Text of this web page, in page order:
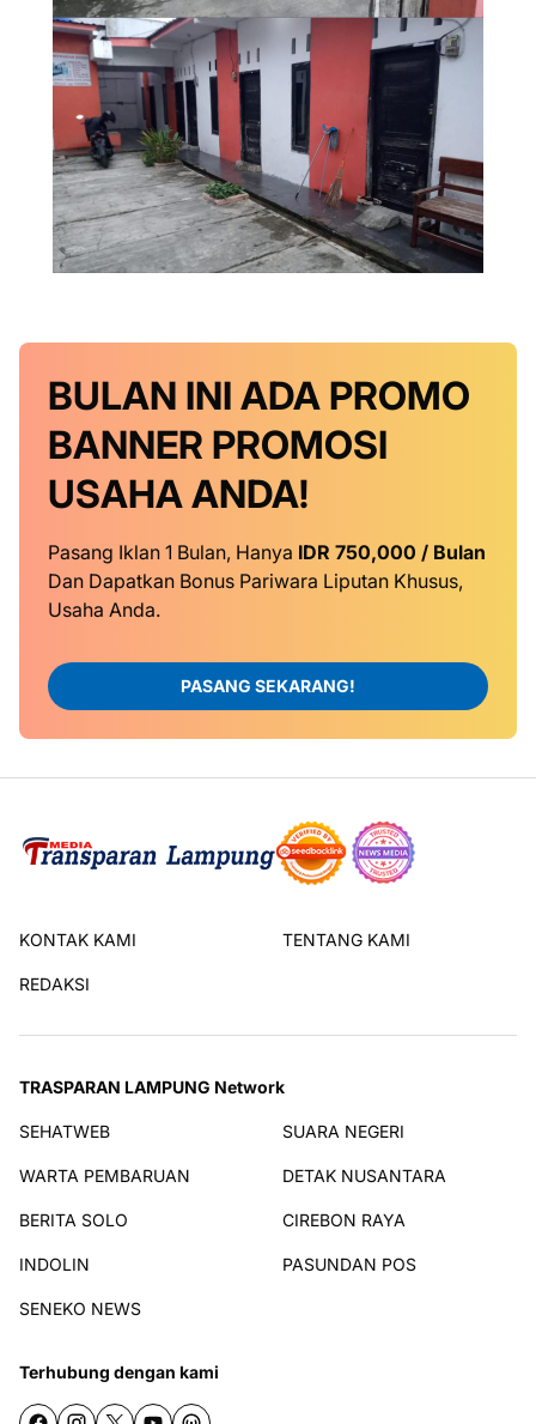
BULAN INI ADA PROMO
BANNER PROMOSI
USAHA ANDA!
Pasang Iklan 1 Bulan, Hanya IDR 750,000 / Bulan
Dan Dapatkan Bonus Pariwara Liputan Khusus,
Usaha Anda.
PASANG SEKARANG!
KONTAK KAMI TENTANG KAMI
REDAKSI
TRASPARAN LAMPUNG Network
SEHATWEB SUARA NEGERI
WARTA PEMBARUAN DETAK NUSANTARA
BERITA SOLO CIREBON RAYA
INDOLIN PASUNDAN POS
SENEKO NEWS
Terhubung dengan kami